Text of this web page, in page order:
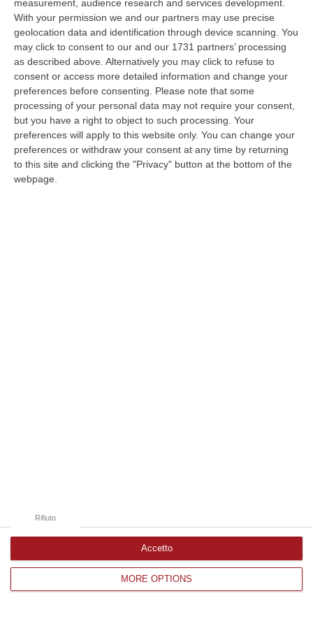
measurement, audience research and services development.
With your permission we and our partners may use precise
geolocation data and identification through device scanning. You
may click to consent to our and our 1731 partners’ processing
as described above. Alternatively you may click to refuse to
consent or access more detailed information and change your
preferences before consenting.
Please note that some
processing of your personal data may not require your consent,
but you have a right to object to such processing. Your
preferences will apply to this website only. You can change your
preferences or withdraw your consent at any time by returning
to this site and clicking the "Privacy" button at the bottom of the
webpage.
MORE OPTIONS
Rifiuto
Accetto
Platania, Impianto Sul Torrente Piazza: Il Consiglio Di Stato Dà
Ragione Alla Società Idroelettrica Del Corace
“CATANZARO La Sezione Quarta del Consiglio di Stato ha accolto
l’appello proposto dalla società Idroelettrica del Corace – rappresentata
dal…
06 Agosto, 14:20
Tragedia A Vibo Valentia, Morta La 23enne Investita Sulle Strisce
“VIBO VALENTIA Non ce l’ha fatta Andrea Minasi, la giovane pianista di
appena 23 anni travolta da un Suv lo scorso 28 luglio mentre attraver…
06 Agosto, 14:07
Corriere delle Calabria è una testata giornalistica di News&Com S.r.l